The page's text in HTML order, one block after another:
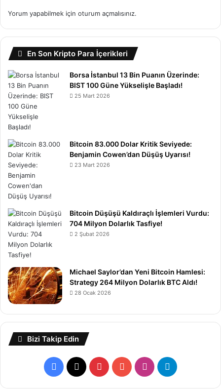
Yorum yapabilmek için oturum açmalısınız.
En Son Kripto Para İçerikleri
Borsa İstanbul 13 Bin Puanın Üzerinde:
BIST 100 Güne Yükselişle Başladı!
25 Mart 2026
Bitcoin 83.000 Dolar Kritik Seviyede:
Benjamin Cowen’dan Düşüş Uyarısı!
23 Mart 2026
Bitcoin Düşüşü Kaldıraçlı İşlemleri Vurdu:
704 Milyon Dolarlık Tasfiye!
2 Şubat 2026
Michael Saylor’dan Yeni Bitcoin Hamlesi:
Strategy 264 Milyon Dolarlık BTC Aldı!
28 Ocak 2026
Bizi Takip Edin
Facebook
X PinterestYouTubeInstagramTelegram